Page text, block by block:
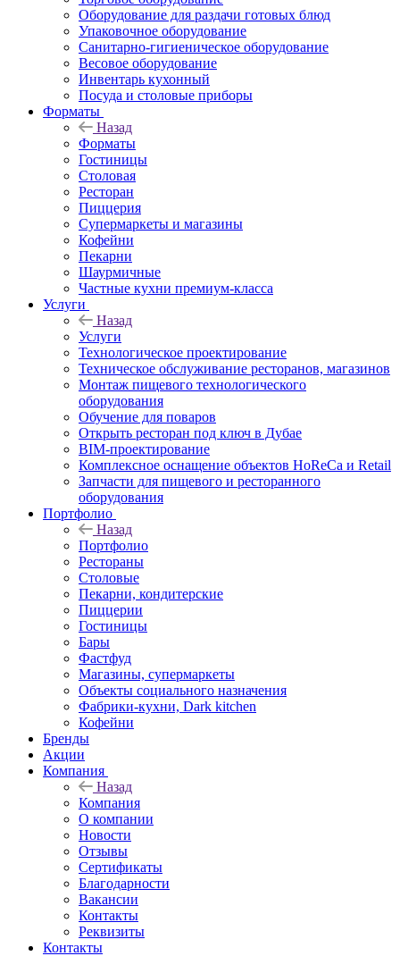
Оборудование для раздачи готовых блюд
Упаковочное оборудование
Санитарно-гигиеническое оборудование
Весовое оборудование
Инвентарь кухонный
Посуда и столовые приборы
Форматы
Назад
Форматы
Гостиницы
Столовая
Ресторан
Пиццерия
Супермаркеты и магазины
Кофейни
Пекарни
Шаурмичные
Частные кухни премиум-класса
Услуги
Назад
Услуги
Технологическое проектирование
Техническое обслуживание ресторанов, магазинов
Монтаж пищевого технологического
оборудования
Обучение для поваров
Открыть ресторан под ключ в Дубае
BIM-проектирование
Комплексное оснащение объектов HoReCa и Retail
Запчасти для пищевого и ресторанного
оборудования
Портфолио
Назад
Портфолио
Рестораны
Столовые
Пекарни, кондитерские
Пиццерии
Гостиницы
Бары
Фастфуд
Магазины, супермаркеты
Объекты социального назначения
Фабрики-кухни, Dark kitchen
Кофейни
Бренды
Акции
Компания
Назад
Компания
О компании
Новости
Отзывы
Сертификаты
Благодарности
Вакансии
Контакты
Реквизиты
Контакты